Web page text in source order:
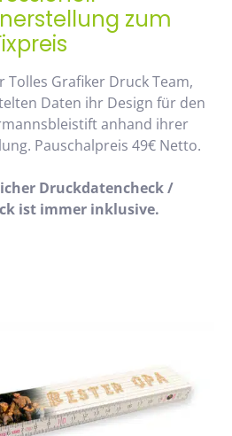
zum
Tolles Grafiker Druck Team,
Daten ihr Design für den
anhand ihrer
Pauschalpreis 49€ Netto.
Druckdatencheck /
ist immer inklusive.